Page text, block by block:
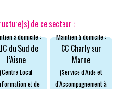
de ce secteur :
à domicile :
du Sud de
l’Aisne
(Centre Local
et de
Maintien à domicile :
CC Charly sur
Marne
(Service d’Aide et
d’Accompagnement à